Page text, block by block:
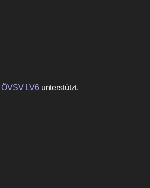
ÖVSV LV6 unterstützt.